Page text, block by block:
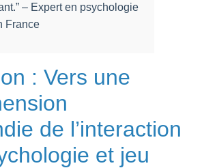
– Expert en psychologie
France
: Vers une
de l’interaction
et jeu